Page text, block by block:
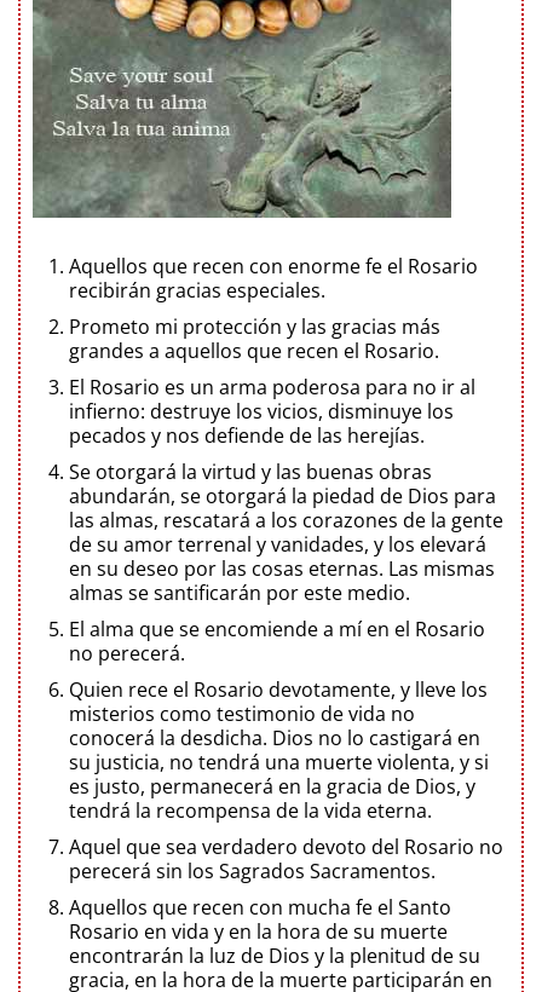
Aquellos que recen con enorme fe el Rosario
recibirán gracias especiales.
Prometo mi protección y las gracias más
grandes a aquellos que recen el Rosario.
El Rosario es un arma poderosa para no ir al
infierno: destruye los vicios, disminuye los
pecados y nos defiende de las herejías.
Se otorgará la virtud y las buenas obras
abundarán, se otorgará la piedad de Dios para
las almas, rescatará a los corazones de la gente
de su amor terrenal y vanidades, y los elevará
en su deseo por las cosas eternas. Las mismas
almas se santificarán por este medio.
El alma que se encomiende a mí en el Rosario
no perecerá.
Quien rece el Rosario devotamente, y lleve los
misterios como testimonio de vida no
conocerá la desdicha. Dios no lo castigará en
su justicia, no tendrá una muerte violenta, y si
es justo, permanecerá en la gracia de Dios, y
tendrá la recompensa de la vida eterna.
Aquel que sea verdadero devoto del Rosario no
perecerá sin los Sagrados Sacramentos.
Aquellos que recen con mucha fe el Santo
Rosario en vida y en la hora de su muerte
encontrarán la luz de Dios y la plenitud de su
gracia, en la hora de la muerte participarán en